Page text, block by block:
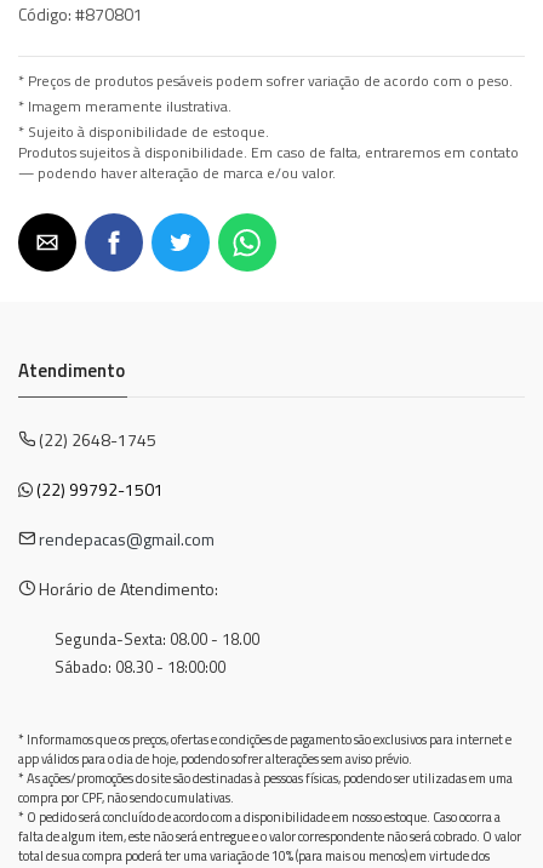
Código:#870801
* Preços de produtos pesáveis podem sofrer variação de acordo com o peso.
* Imagem meramente ilustrativa.
* Sujeito à disponibilidade de estoque.
Produtos sujeitos à disponibilidade. Em caso de falta, entraremos em contato
— podendo haver alteração de marca e/ou valor.
Atendimento
(22) 2648-1745
(22) 99792-1501
rendepacas@gmail.com
Horário de Atendimento:
Segunda-Sexta: 08.00 - 18.00
Sábado: 08.30 - 18:00:00
* Informamos que os preços, ofertas e condições de pagamento são exclusivos para internet e
app válidos para o dia de hoje, podendo sofrer alterações sem aviso prévio.
* As ações/promoções do site são destinadas à pessoas físicas, podendo ser utilizadas em uma
compra por CPF, não sendo cumulativas.
* O pedido será concluído de acordo com a disponibilidade em nosso estoque. Caso ocorra a
falta de algum item, este não será entregue e o valor correspondente não será cobrado. O valor
total de sua compra poderá ter uma variação de 10% (para mais ou menos) em virtude dos